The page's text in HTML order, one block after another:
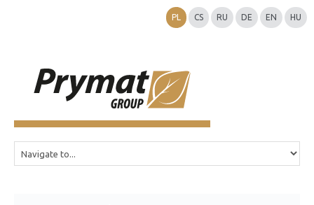
PL CS RU DE EN HU